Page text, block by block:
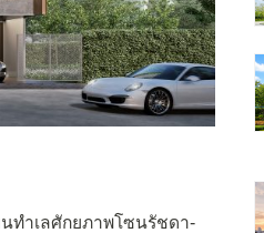
ทำเลศักยภาพโซนรัชดา-